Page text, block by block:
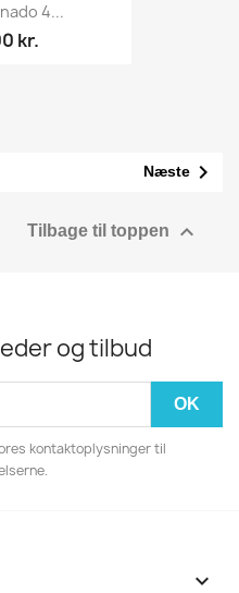
4...
kr.
Næste 
Tilbage til toppen 
og tilbud
kontaktoplysninger til
